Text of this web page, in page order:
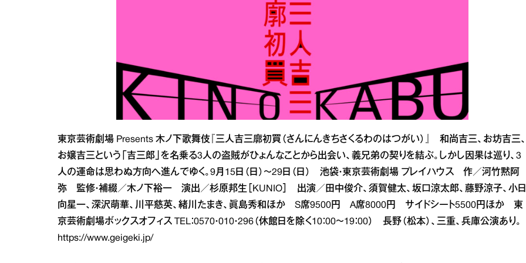
東京芸術劇場 Presents 木ノ下歌舞伎『三人吉三廓初買（さんにんきちさくるわのはつがい）』 和尚吉三、お坊吉三、
お嬢吉三という「吉三郎」を名乗る3人の盗賊がひょんなことから出会い、義兄弟の契りを結ぶ。しかし因果は巡り、3
人の運命は思わぬ方向へ進んでゆく。9月15日（日）～29日（日） 池袋・東京芸術劇場 プレイハウス 作／河竹黙阿
弥 監修・補綴／木ノ下裕一 演出／杉原邦生［KUNIO］ 出演／田中俊介、須賀健太、坂口涼太郎、藤野涼子、小日
向星一、深沢萌華、川平慈英、緒川たまき、眞島秀和ほか S席9500円 A席8000円 サイドシート5500円ほか 東
京芸術劇場ボックスオフィス TEL：0570・010・296（休館日を除く10：00～19：00） 長野（松本）、三重、兵庫公演あり。
https://www.geigeki.jp/